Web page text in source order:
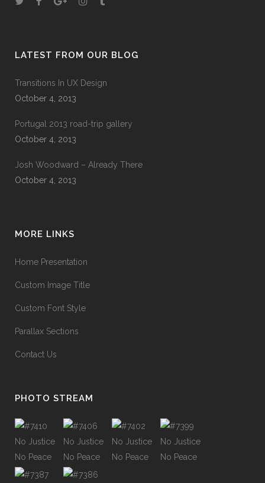
LATEST FROM OUR BLOG
Transitions In UX Design
October 4, 2013
Portugal 2013 road-trip gallery
October 4, 2013
Josh Woodward – Already There
October 4, 2013
MORE LINKS
Home Presentation
Custom Image Title
Custom Font Style
Parallax Sections
Contact Us
PHOTO STREAM